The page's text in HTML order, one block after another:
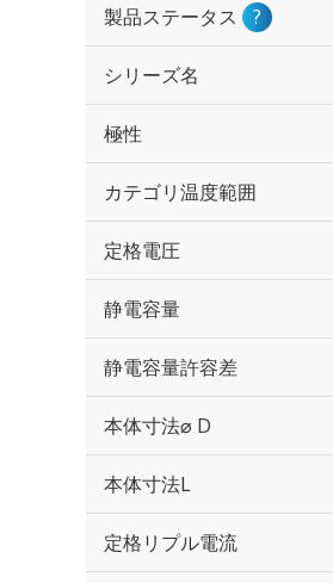
製品ステータス ?
シリーズ名
極性
カテゴリ温度範囲
定格電圧
静電容量
静電容量許容差
本体寸法⌀ D
本体寸法L
定格リプル電流